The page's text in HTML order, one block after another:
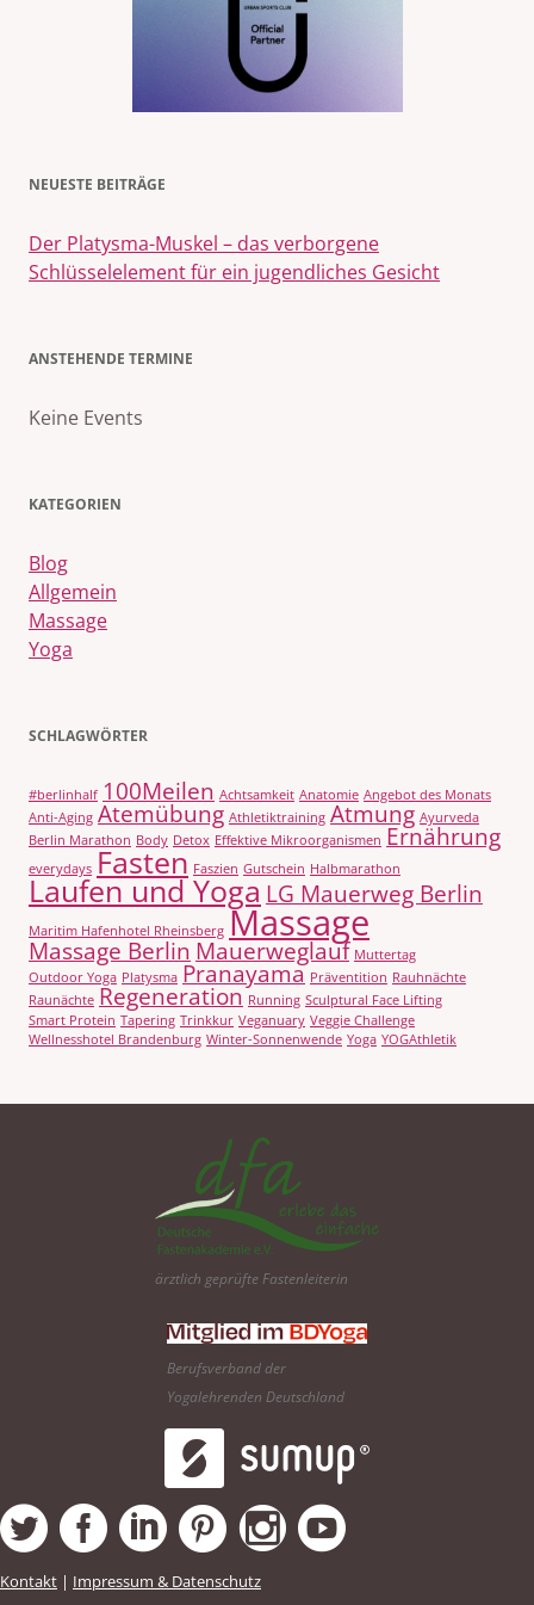
NEUESTE BEITRÄGE
Der Platysma-Muskel – das verborgene
Schlüsselelement für ein jugendliches Gesicht
ANSTEHENDE TERMINE
Keine Events
KATEGORIEN
Blog
Allgemein
Massage
Yoga
SCHLAGWÖRTER
#berlinhalf 100Meilen Achtsamkeit Anatomie Angebot des Monats
Anti-Aging Atemübung Athletiktraining Atmung Ayurveda
Berlin Marathon Body Detox Effektive Mikroorganismen Ernährung
everydays Fasten Faszien Gutschein Halbmarathon
Laufen und Yoga LG Mauerweg Berlin
Maritim Hafenhotel Rheinsberg Massage
Massage Berlin Mauerweglauf Muttertag
Outdoor Yoga Platysma Pranayama Präventition Rauhnächte
Raunächte Regeneration Running Sculptural Face Lifting
Smart Protein Tapering Trinkkur Veganuary Veggie Challenge
Wellnesshotel Brandenburg Winter-Sonnenwende Yoga YOGAthletik
ärztlich geprüfte Fastenleiterin
Berufsverband der
Yogalehrenden Deutschland
Kontakt | Impressum & Datenschutz